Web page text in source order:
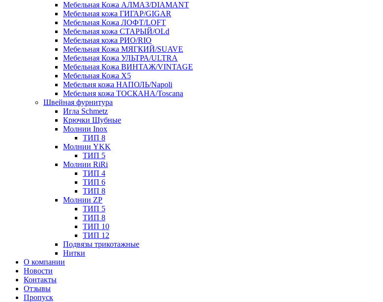
Мебельная Кожа АЛМАЗ/DIAMANT
Мебельная кожа ГИГАР/GIGAR
Мебельная Кожа ЛОФТ/LOFT
Мебельная кожа СТАРЫЙ/OLd
Мебельная кожа РИО/RIO
Мебельная Кожа МЯГКИЙ/SUAVE
Мебельная Кожа УЛЬТРА/ULTRA
Мебельная Кожа ВИНТАЖ/VINTAGE
Мебельная Кожа X5
Мебельня кожа НАПОЛЬ/Napoli
Мебельня кожа ТОСКАНА/Toscana
Швейная фурнитура
Игла Schmetz
Крючки Шубные
Молнии Inox
ТИП 8
Молнии YKK
ТИП 5
Молнии RiRi
ТИП 4
ТИП 6
ТИП 8
Молнии ZP
ТИП 5
ТИП 8
ТИП 10
ТИП 12
Подвязы трикотажные
Нитки
О компании
Новости
Контакты
Отзывы
Пропуск